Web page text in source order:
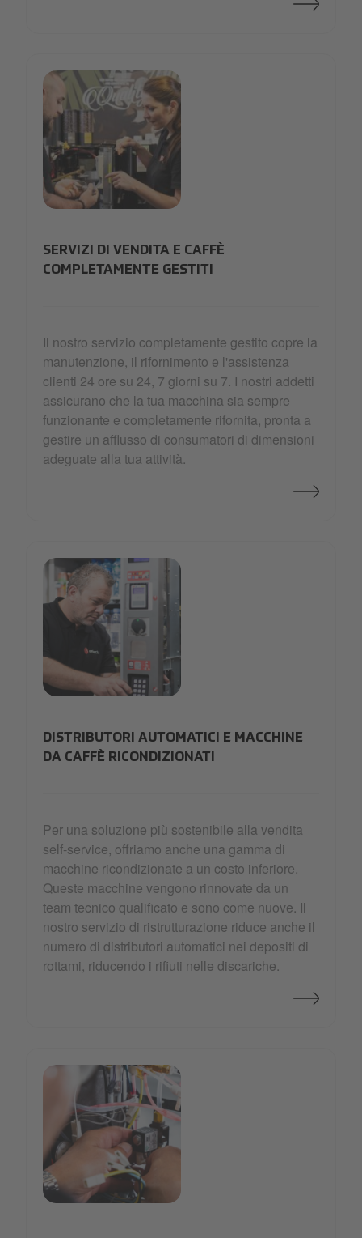
SERVIZI DI VENDITA E CAFFÈ
COMPLETAMENTE GESTITI
Il nostro servizio completamente gestito copre la
manutenzione, il rifornimento e l'assistenza
clienti 24 ore su 24, 7 giorni su 7. I nostri addetti
assicurano che la tua macchina sia sempre
funzionante e completamente rifornita, pronta a
gestire un afflusso di consumatori di dimensioni
adeguate alla tua attività.
DISTRIBUTORI AUTOMATICI E MACCHINE
DA CAFFÈ RICONDIZIONATI
Per una soluzione più sostenibile alla vendita
self-service, offriamo anche una gamma di
macchine ricondizionate a un costo inferiore.
Queste macchine vengono rinnovate da un
team tecnico qualificato e sono come nuove. Il
nostro servizio di ristrutturazione riduce anche il
numero di distributori automatici nei depositi di
rottami, riducendo i rifiuti nelle discariche.